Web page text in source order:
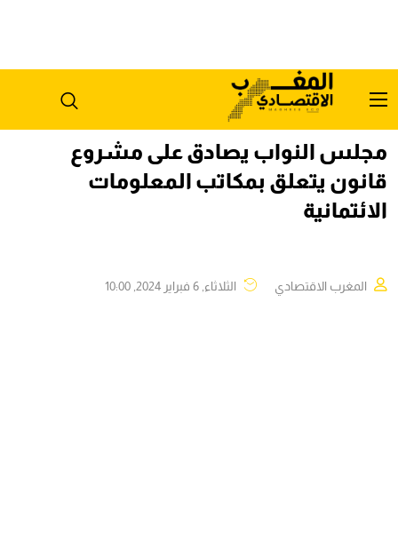
مجلس النواب يصادق على مشروع
قانون يتعلق بمكاتب المعلومات
الائتمانية
المغرب الاقتصادي الثلاثاء, 6 فبراير 2024, 10:00